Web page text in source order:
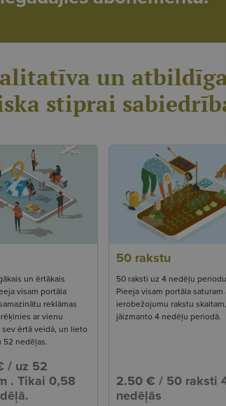
un
stiprai
un ērtākais
visam portāla
reklāmas
ar vienu
sev ērtā veidā, un lieto
52 nedēļas.
/ uz 52
. Tikai 0,58
50 rakstu
50 raksti uz 4 nedēļu
Pieeja visam portāla saturam
ierobežojumu rakstu
jāizmanto 4 nedēļu periodā.
2.50 € / 50 raksti
nedēļās